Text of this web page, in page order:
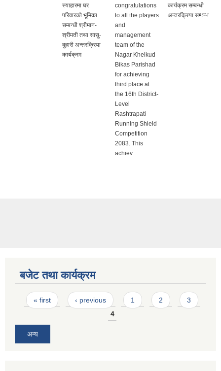
स्याहारमा घर
परिवारको भूमिका
सम्बन्धी श्रीमान-
श्रीमती तथा सासु-
बुहारी अन्तरक्रिया
कार्यक्रम
congratulations
to all the players
and
management
team of the
Nagar Khelkud
Bikas Parishad
for achieving
third place at
the 16th District-
Level
Rashtrapati
Running Shield
Competition
2083. This
achiev
कार्यक्रम सम्बन्धी
अन्तरक्रिया सम्पन्न
बजेट तथा कार्यक्रम
Pages
« first ‹ previous 1 2
3
4
अन्य